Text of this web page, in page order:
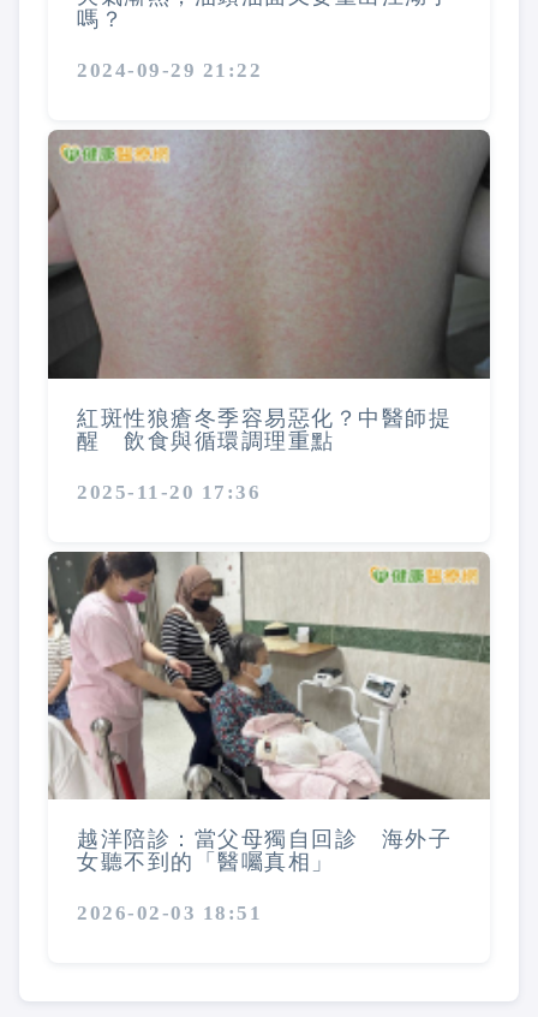
嗎？
2024-09-29 21:22
紅斑性狼瘡冬季容易惡化？中醫師提
醒 飲食與循環調理重點
2025-11-20 17:36
越洋陪診：當父母獨自回診 海外子
女聽不到的「醫囑真相」
2026-02-03 18:51